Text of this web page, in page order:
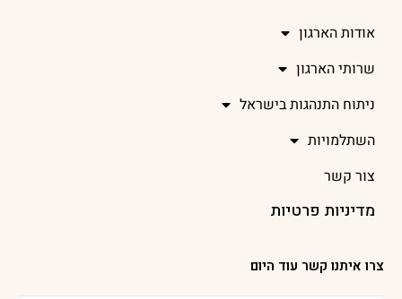
אודות הארגון
שרותי הארגון
ניתוח התנהגות בישראל
השתלמויות
צור קשר
מדיניות פרטיות
צרו איתנו קשר עוד היום